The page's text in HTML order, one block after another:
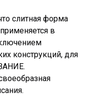
слитная форма
в
конструкций, для